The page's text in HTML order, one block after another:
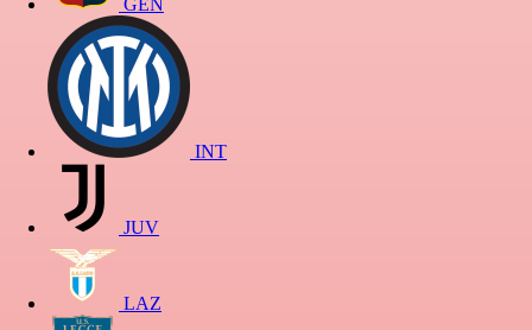
GEN
INT
JUV
LAZ